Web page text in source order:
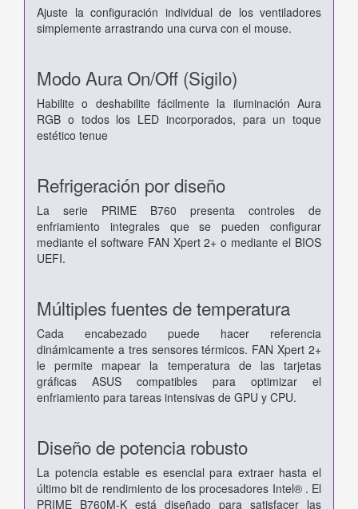
Ajuste la configuración individual de los ventiladores
simplemente arrastrando una curva con el mouse.
Modo Aura On/Off (Sigilo)
Habilite o deshabilite fácilmente la iluminación Aura
RGB o todos los LED incorporados, para un toque
estético tenue
Refrigeración por diseño
La serie PRIME B760 presenta controles de
enfriamiento integrales que se pueden configurar
mediante el software FAN Xpert 2+ o mediante el BIOS
UEFI.
Múltiples fuentes de temperatura
Cada encabezado puede hacer referencia
dinámicamente a tres sensores térmicos. FAN Xpert 2+
le permite mapear la temperatura de las tarjetas
gráficas ASUS compatibles para optimizar el
enfriamiento para tareas intensivas de GPU y CPU.
Diseño de potencia robusto
La potencia estable es esencial para extraer hasta el
último bit de rendimiento de los procesadores Intel® . El
PRIME B760M-K está diseñado para satisfacer las